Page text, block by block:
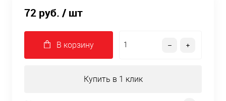
72 руб. / шт
В корзину
Купить в 1 клик